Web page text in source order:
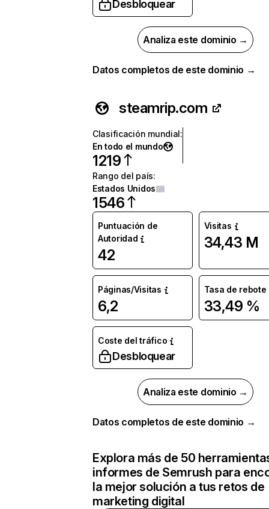
Desbloquear
Analiza este dominio →
Datos completos de este dominio →
steamrip.com
Clasificación mundial:
En todo el mundo
1219
Rango del país:
Estados Unidos
1546
Puntuación de
Autoridad
42
Visitas
34,43 M
Páginas/Visitas
6,2
Tasa de rebote
33,49 %
Coste del tráfico
Desbloquear
Analiza este dominio →
Datos completos de este dominio →
Explora más de 50
informes de Semrush para
la mejor solución a tus retos de
marketing digital